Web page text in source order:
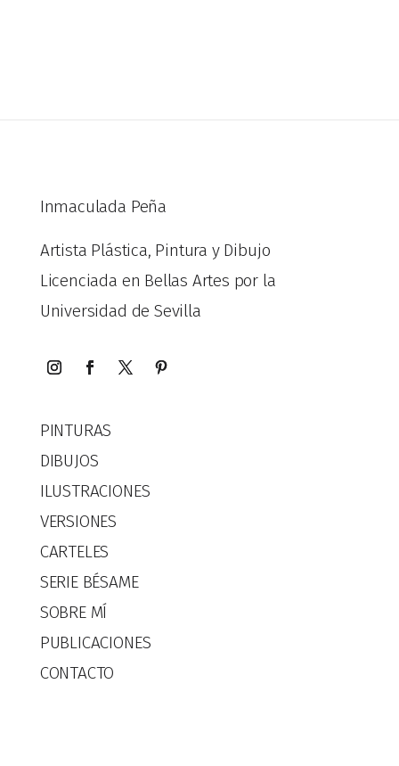
Inmaculada Peña
Artista Plástica, Pintura y Dibujo
Licenciada en Bellas Artes por la
Universidad de Sevilla
PINTURAS
DIBUJOS
ILUSTRACIONES
VERSIONES
CARTELES
SERIE BÉSAME
SOBRE MÍ
PUBLICACIONES
CONTACTO